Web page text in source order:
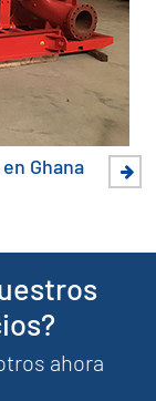
Ghana
ahora